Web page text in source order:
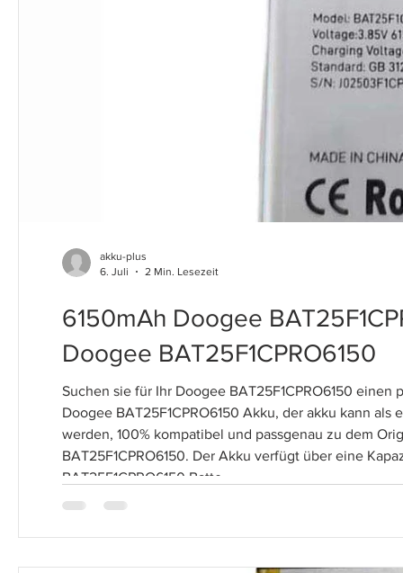
6150mAh Doogee
Doogee BAT25F1CPRO6150
Suchen sie für Ihr Doogee BAT25F1CPRO6150
Doogee BAT25F1CPRO6150 Akku, der akku kann
werden, 100% kompatibel und passgenau zu dem
BAT25F1CPRO6150. Der Akku verfügt über eine
BAT25F1CPRO6150 Batte
akku-plus
6. Juli
2 Min. Lesezeit